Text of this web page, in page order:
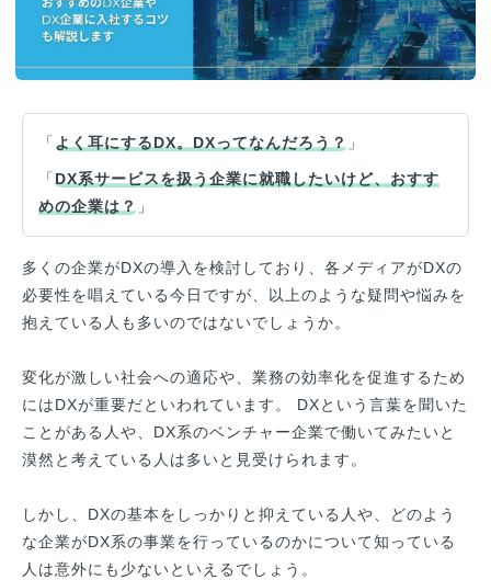
「 よく耳にするDX。DXってなんだろう？ 」
「 DX系サービスを扱う企業に就職したいけど、おすす
めの企業は？ 」
多くの企業がDXの導入を検討しており、各メディアがDXの
必要性を唱えている今日ですが、以上のような疑問や悩みを
抱えている人も多いのではないでしょうか。
変化が激しい社会への適応や、業務の効率化を促進するため
にはDXが重要だといわれています。 DXという言葉を聞いた
ことがある人や、DX系のベンチャー企業で働いてみたいと
漠然と考えている人は多いと見受けられます。
しかし、DXの基本をしっかりと抑えている人や、どのよう
な企業がDX系の事業を行っているのかについて知っている
人は意外にも少ないといえるでしょう。